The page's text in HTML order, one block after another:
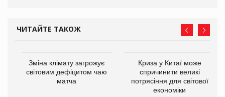
ЧИТАЙТЕ ТАКОЖ
Зміна клімату загрожує
світовим дефіцитом чаю
матча
Криза у Китаї може
спричинити великі
потрясіння для світової
економіки